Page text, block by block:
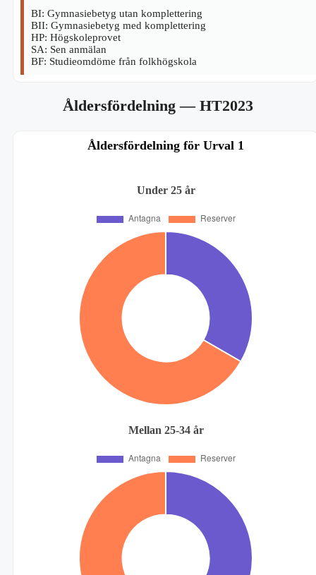
BI: Gymnasiebetyg utan komplettering
BII: Gymnasiebetyg med komplettering
HP: Högskoleprovet
SA: Sen anmälan
BF: Studieomdöme från folkhögskola
Åldersfördelning— HT2023
Åldersfördelning för Urval 1
Under 25 år
Mellan 25-34 år